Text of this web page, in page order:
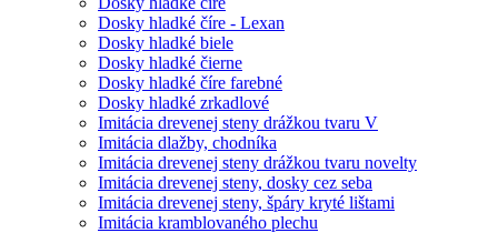
Dosky hladké číre - Lexan
Dosky hladké biele
Dosky hladké čierne
Dosky hladké číre farebné
Dosky hladké zrkadlové
Imitácia drevenej steny drážkou tvaru V
Imitácia dlažby, chodníka
Imitácia drevenej steny drážkou tvaru novelty
Imitácia drevenej steny, dosky cez seba
Imitácia drevenej steny, špáry kryté lištami
Imitácia kramblovaného plechu